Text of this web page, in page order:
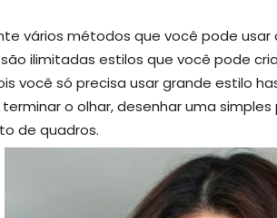
vários métodos que você pode
ilimitadas estilos que você pode
você só precisa usar grande estilo
o olhar, desenhar uma
de quadros.